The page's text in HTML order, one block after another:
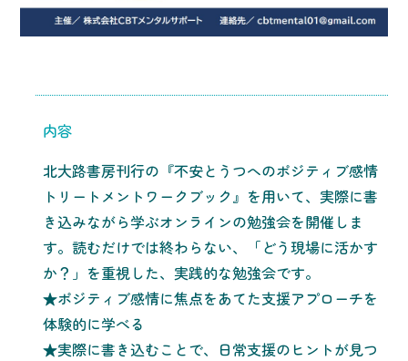
内容
北大路書房刊行の『不安とうつへのポジティブ感情
トリートメントワークブック』を用いて、実際に書
き込みながら学ぶオンラインの勉強会を開催しま
す。読むだけでは終わらない、「どう現場に活かす
か？」を重視した、実践的な勉強会です。
★ポジティブ感情に焦点をあてた支援アプローチを
体験的に学べる
★実際に書き込むことで、日常支援のヒントが見つ